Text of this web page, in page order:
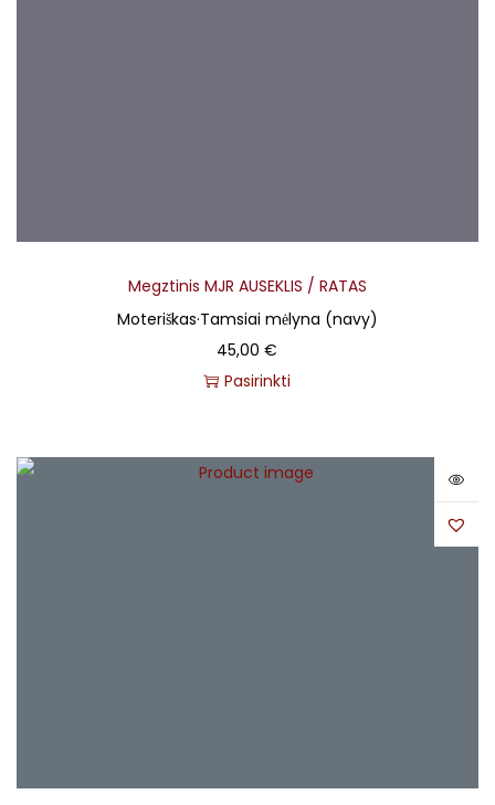
Megztinis MJR AUSEKLIS / RATAS
Moteriškas·Tamsiai mėlyna (navy)
45,00€
Pasirinkti